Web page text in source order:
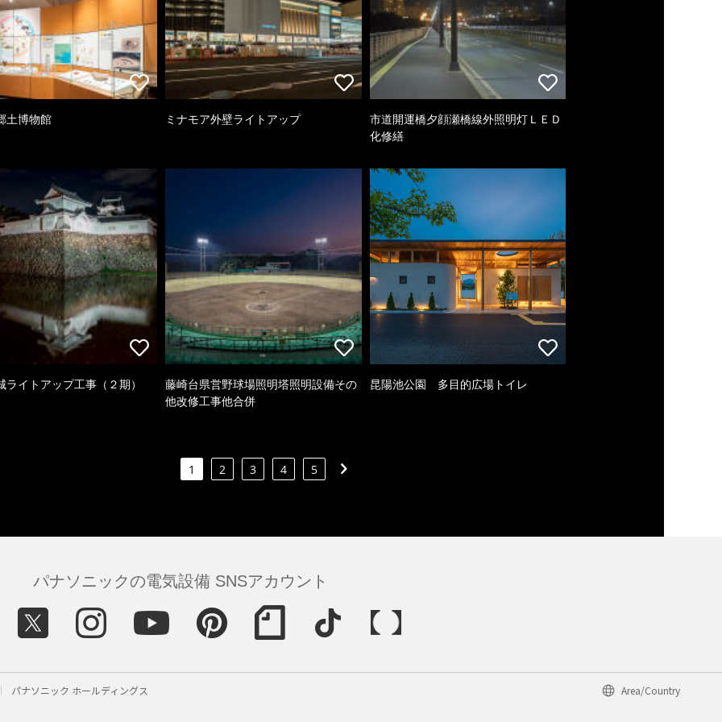
土博物館 ミナモア外壁ライトアップ
市道開運橋夕顔瀬橋線外照明灯ＬＥＤ
化修繕
ライトアップ工事（２期）
藤崎台県営野球場照明塔照明設備その
他改修工事他合併
昆陽池公園 多目的広場トイレ
1 2 3 4 5
パナソニックの電気設備 SNSアカウント
パナソニック ホールディングス Area/Country